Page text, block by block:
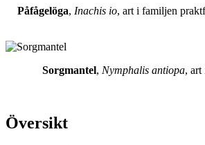
Påfågelöga, Inachis io, art i familjen
Sorgmantel, Nymphalis antiopa, art
Översikt